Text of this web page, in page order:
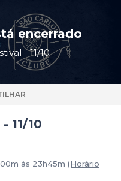
encerrado
- 11/10
11/10
às 23h45m (Horário